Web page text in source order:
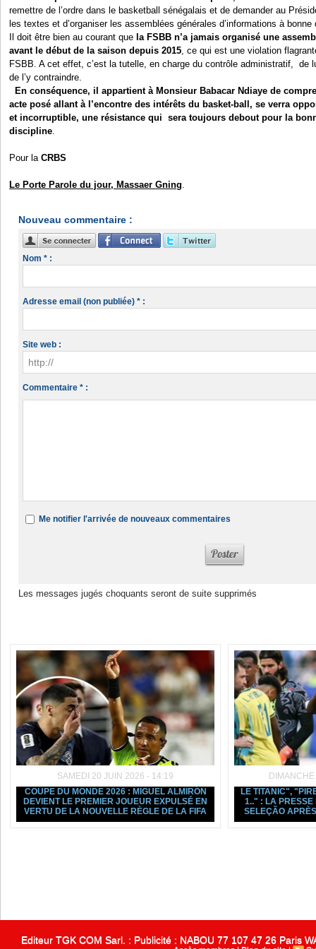
remettre de l’ordre dans le basketball sénégalais et de demander au
les textes et d’organiser les assemblées générales d’informations à bonne
Il doit être bien au courant que la FSBB n’a jamais organisé une
avant le début de la saison depuis 2015 , ce qui est une violation
FSBB. A cet effet, c’est la tutelle, en charge du contrôle administratif, de
de l’y contraindre.
En conséquence, il appartient à Monsieur Babacar Ndiaye de
acte posé allant à l’encontre des intérêts du basket-ball, se verra
et incorruptible, une résistance qui sera toujours debout pour la
discipline
Pour laCRBS
Le Porte Parole du jour, Massaer Gning
Nouveau commentaire :
Nom * :
Adresse email (non publiée) * :
Site web :
Commentaire * :
Me notifier l'arrivée de nouveaux commentaires
Les messages jugés choquants seront de suite supprimés
SAMEDI 20 JUIN 2026 - 14:19
COUPE DU MONDE 2026 : MIGUEL ALMIRÓN
DEVIENT LE PREMIER JOUEUR EXPULSÉ EN
VERTU DE LA NOUVELLE RÈGLE DE LA FIFA
LE TITANIC",
1.." : LA PRESSE
SELEÇÃO
Editeur TGK COM Sarl. : Publicité : NABOU 77 107 47 26 Paris